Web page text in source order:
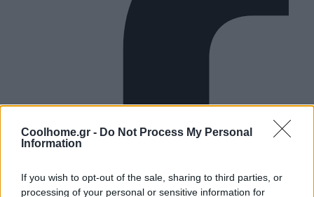
Coolhome.gr - Do Not Process My Personal
Information
If you wish to opt-out of the sale, sharing to third parties, or
processing of your personal or sensitive information for